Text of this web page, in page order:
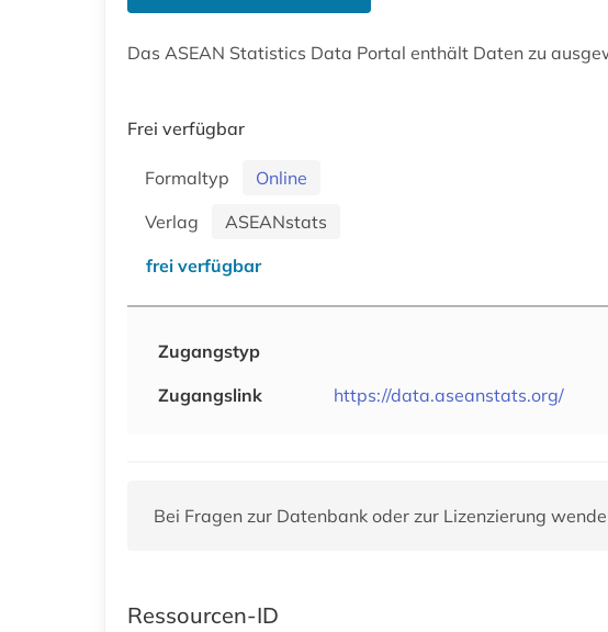
Das ASEAN Statistics Data Portal enthält Daten zu
Frei verfügbar
Formaltyp
Online
Verlag
ASEANstats
frei verfügbar
Zugangstyp
Zugangslink
https://data.aseanstats.org/
Bei Fragen zur Datenbank oder zur Lizenzierung
Ressourcen-ID